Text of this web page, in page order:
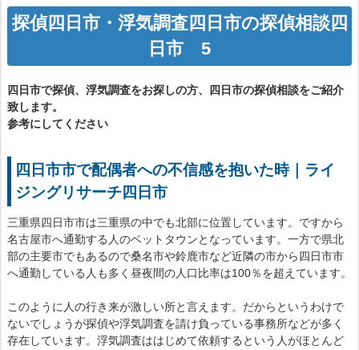
探偵四日市・ 浮気調査四日市の探偵相談四
日市 5
四日市で探偵、浮気調査をお探しの方、四日市の探偵相談をご紹介
致します。
参考にしてください
四日市市で配偶者への不信感を抱いた時｜ライ
ジングリサーチ四日市
三重県四日市市は三重県の中でも北部に位置しています。ですから
名古屋市へ通勤する人のベットタウンとなっています。一方で県北
部の主要市でもあるので桑名市や鈴鹿市など近隣の市から四日市市
へ通勤している人も多く昼夜間の人口比率は100％を超えています。
このように人の行き来が激しい所と言えます。だからというわけで
ないでしょうが探偵や浮気調査を請け負っている事務所などが多く
存在しています。浮気調査ははじめて依頼するという人がほとんど